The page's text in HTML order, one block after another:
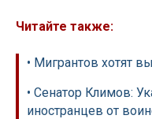
Читайте также:
• Мигрантов хотят
• Сенатор Климов:
иностранцев от